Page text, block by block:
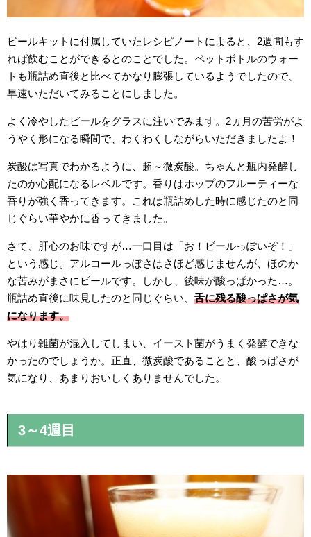
ビールキットに付属していたレシピノートによると、2週間もす
れば飲むことができるとのことでした。ペットボトルのウォー
トも瓶詰め直後と比べてかなり膨張しているようでしたので、
早速いただいてみることにしました。
よく冷やしたビールをグラスに注いでみます。2ヵ月の苦労がよ
うやく形になる瞬間で、わくわくしながらいただきましたよ！
炭酸は写真でわかるように、超～微炭酸。ちゃんと瓶内発酵し
たのか心配になるレベルです。香りはホップのフルーティーな
香りが強く香ってきます。これは瓶詰めした時に感じたのと同
じぐらい華やかに香ってきました。
さて、肝心のお味ですが…一口目は「お！ビールっぽいぞ！」
という感じ。アルコールっぽさはさほど感じませんが、ほのか
な苦みがまさにビールです。しかし、後味が酸っぱかった…。
瓶詰め直後に味見したのと同じぐらい、 舌に残る酸っぱさが気
になります。
やはり雑菌が混入してしまい、イースト菌がうまく発酵できな
かったのでしょうか。正直、微炭酸であることと、酸っぱさが
気になり、あまりおいしくありませんでした。
3～4週目